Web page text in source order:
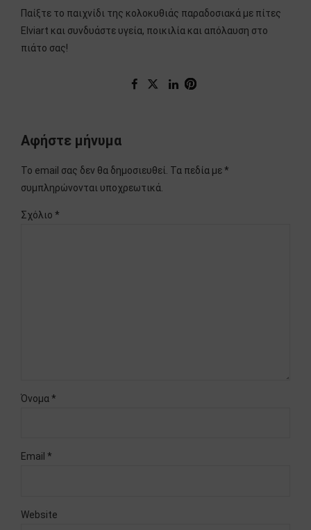
Παίξτε το παιχνίδι της κολοκυθιάς παραδοσιακά με πίτες
Elviart και συνδυάστε υγεία, ποικιλία και απόλαυση στο
πιάτο σας!
Αφήστε μήνυμα
Το email σας δεν θα δημοσιευθεί. Τα πεδία με *
συμπληρώνονται υποχρεωτικά.
Σχόλιο *
Όνομα *
Email *
Website